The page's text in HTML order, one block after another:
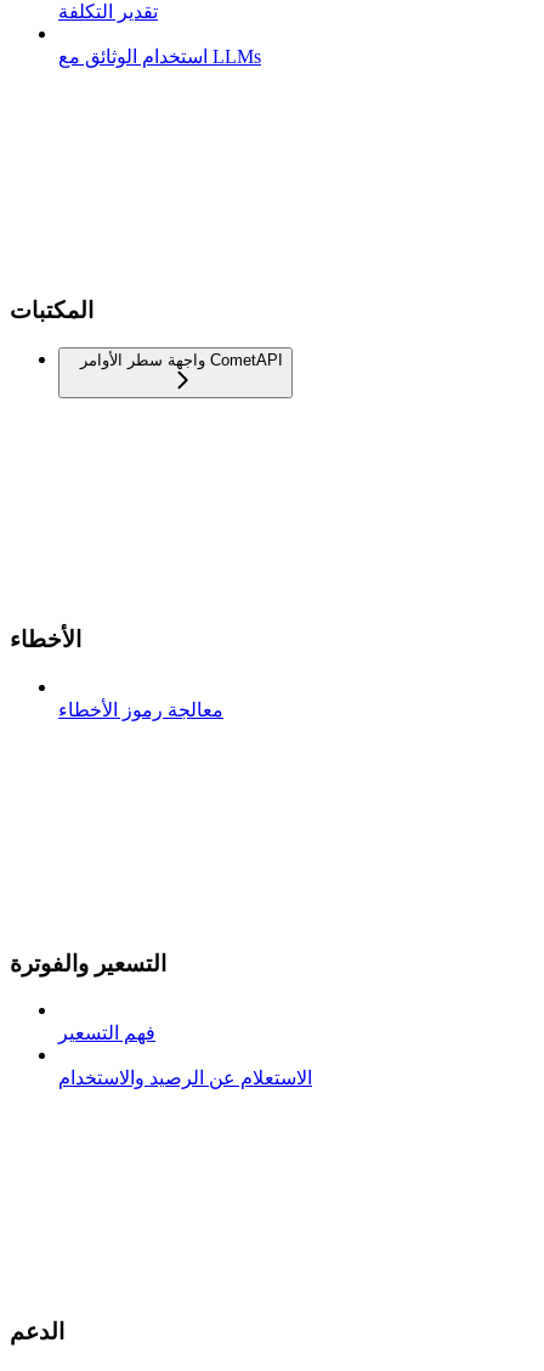
تقدير التكلفة
استخدام الوثائق مع LLMs
المكتبات
واجهة سطر الأوامر CometAPI
الأخطاء
معالجة رموز الأخطاء
التسعير والفوترة
فهم التسعير
الاستعلام عن الرصيد والاستخدام
الدعم